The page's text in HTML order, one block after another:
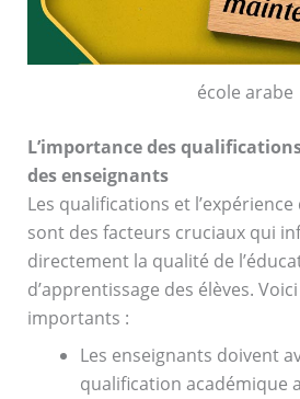
école arabe
L’importance des
des enseignants
Les qualifications et
sont des facteurs cruciaux qui
directement la qualité de
d’apprentissage des élèves.
importants :
Les enseignants doivent
qualification académique